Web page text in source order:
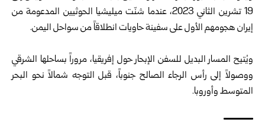
19 تشرين الثاني 2023، عندما شنّت ميليشيا الحوثيين المدعومة من
إيران هجومهم الأول على سفينة حاويات انطلاقاً من سواحل اليمن.
ويُتيح المسار البديل للسفن الإبحار حول إفريقيا، مروراً بساحلها الشرقي
ووصولاً إلى رأس الرجاء الصالح جنوباً، قبل التوجه شمالاً نحو البحر
المتوسط وأوروبا.